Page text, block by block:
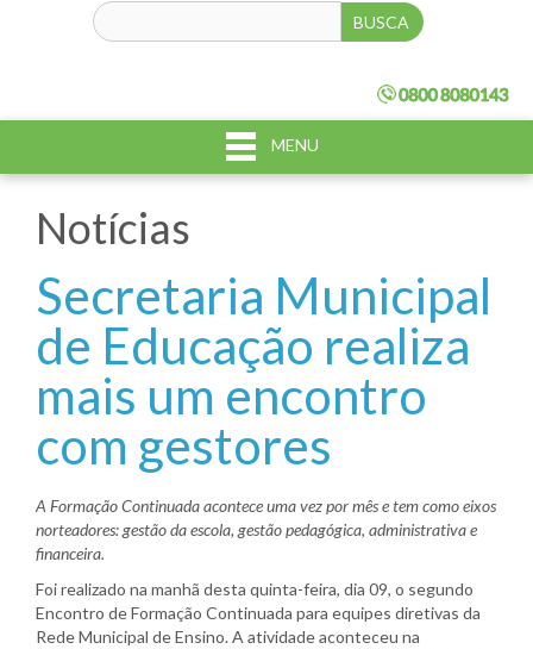
MENU
Notícias
Secretaria Municipal
de Educação realiza
mais um encontro
com gestores
A Formação Continuada acontece uma vez por mês e tem como eixos
norteadores: gestão da escola, gestão pedagógica, administrativa e
financeira.
Foi realizado na manhã desta quinta-feira, dia 09, o segundo
Encontro de Formação Continuada para equipes diretivas da
Rede Municipal de Ensino. A atividade aconteceu na